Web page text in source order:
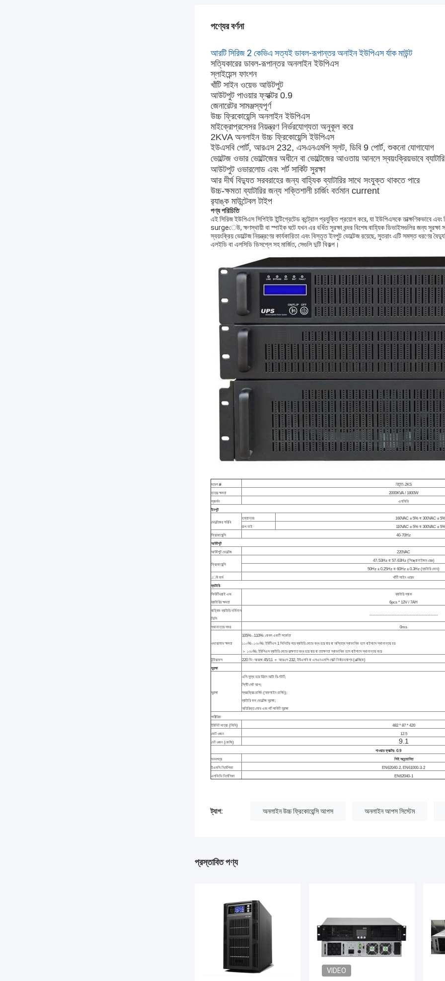
পণ্যের বর্ণনা
আরটি সিরিজ 2 কেভিএ সত্যই ডাবল-রূপান্তর অনাইন ইউপিএস র্যাক মাউন্ট
সত্যিকারের ডাবল-রূপান্তর অনলাইন ইউপিএস
স্লাইয়েন্স ফাংশন
খাঁটি সাইন ওয়েভ আউটপুট
আউটপুট পাওয়ার ফ্যাক্টর 0.9
জেনারেটর সামঞ্জস্যপূর্ণ
উচ্চ ফ্রিকোয়েন্সি অনলাইন ইউপিএস
মাইক্রোপ্রসেসর নিয়ন্ত্রণ নির্ভরযোগ্যতা অনুকূল করে
2KVA অনলাইন উচ্চ ফ্রিকোয়েন্সি ইউপিএস
ইউএসবি পোর্ট, আরএস 232, এসএনএমপি স্লট, ডিবি 9 পোর্ট, শুকনো যোগাযোগ
ভোল্টেজ ওভার ভোল্টেজের অধীনে বা ভোল্টেজের আওতায় আনলে স্বয়ংক্রিয়ভাবে
আউটপুট ওভারলোড এবং শর্ট সার্কিট সুরক্ষা
আর দীর্ঘ বিদ্যুত সরবরাহের জন্য বাহ্যিক ব্যাটারির সাথে সংযুক্ত থাকতে পারে
উচ্চ-ক্ষমতা ব্যাটারির জন্য শক্তিশালী চার্জিং বর্তমান current
র‌্যাঙ্ক মাউন্টেবল টাইপ
পণ্য পরিচিতি
এই সিরিজ ইউপিএস সিপিইউ ইন্টিগ্রেটেড কন্ট্রোল প্রযুক্তি প্রয়োগ করে, যা ইউপিএসকে তাত্ক্ষণিকভাবে এবং
surgeেউ, ক্ষণস্থায়ী বা স্পাইক ঘটে যখন এর বর্ধিত সুরক্ষা বন্দর বিশেষ বাহ্যিক ডিভাইসগুলির জন্য
স্বয়ংক্রিয় ভোল্টেজ নিয়ন্ত্রণের কার্যকারিতা এবং বিস্তৃত ইনপুট ভোল্টেজ রয়েছে, সুতরাং এটি সমস্ত
এলইডি বা এলসিডি ডিসপ্লে সহ মার্জিত, সেগুলি দুটি বিকল্প।
মডেল #
রিটুইট-2KS
হারের ক্ষমতা
2000KVA / 1800W
প্রদর্শন
এলসিডি
ইনপুট
ভোল্টেজের পরিধি
হস্তান্তর
160VAC ± 5% বা 300VAC ± 5%
চাপ নাই
110VAC ± 5% বা 300VAC ± 5%
ফ্রিকোয়েন্সি
40-70Hz
আউটপুট
আউটপুট ভোল্টেজ
220VAC
ফ্রিকোয়েন্সি
47-53Hz বা 57-63Hz (সিঙ্ক্রোনাইজড রেঞ্জ)
50Hz ± 0.25Hz বা 60Hz ± 0.3Hz (ব্যাটারি মোড)
.েউ ফর্ম
খাঁটি সাইন ওয়েভ
ব্যাটারি
কিউটিওয়াই এবং
ব্যাটারিরক্ষমতা
ব্যাটারি প্যাক
6pcs * 12V / 7AH
বাহ্যিক ব্যাটারি নর্মিনাল
ডিসি
----------------------------------------------
স্থানান্তর সময় 0ms
ওভারলোড ক্ষমতা
105% -110%: কেবল একটি সতর্কতা
১১০% -১৩০%: ইউটিএস 1 মিনিটের পরে ব্যাটারি মোডে বন্ধ হয়ে যায় বা অস্তিত্ব স্বাভাবিক হলে বাইপাসে স্থানান্তর হয়
＞ ১৩০%: ইউপিএস ব্যাটারি মোডে তত্ক্ষণাত বন্ধ হয়ে যায় বা ততক্ষণতা স্বাভাবিক হলে বাইপাসে স্থানান্তর করে
ইন্টারফেস
220 ভি: আরজে 45/11 ＋ আরএস 232, ইউএসবি বা এসএনএমপি সোল্ট নির্বাচনযোগ্য (alচ্ছিক)
সুরক্ষা
সুরক্ষা
এসি সুস্থ হয়ে উঠলে অটো রি-স্টার্ট;
স্লিঁট সেট আপ;
স্বয়ংক্রিয় চার্জিং (অফলাইন চার্জিং);
ব্যাটারি কম ভোল্টেজ সুরক্ষা;
অতিরিক্ত লোড এবং শর্ট সার্কিট সুরক্ষা
শারীরিক
ইউনিট মাত্রা (মিমি)
482 * 87 * 420
মোট ওজন
12.5
নেট ওজন (কেজি)
9.1
পাওয়ার ফ্যাক্টর: 0.9
সনদপত্র
সিই অনুমোদিত
ইএমসি নির্দেশিকা
EN62040-2, EN61000-3-2
এলভিডি নির্দেশিকা
EN62040-1
ট্যাগ: অনলাইন উচ্চ ফ্রিকোয়েন্সি আপস অনলাইন আপস সিস্টেম
প্রস্তাবিত পণ্য
VIDEO